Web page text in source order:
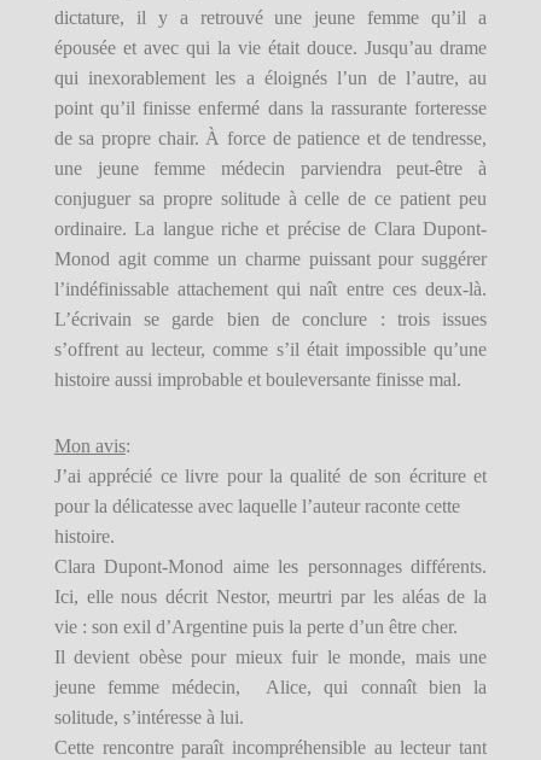
dictature, il y a retrouvé une jeune femme qu’il a
épousée et avec qui la vie était douce. Jusqu’au drame
qui inexorablement les a éloignés l’un de l’autre, au
point qu’il finisse enfermé dans la rassurante forteresse
de sa propre chair. À force de patience et de tendresse,
une jeune femme médecin parviendra peut-être à
conjuguer sa propre solitude à celle de ce patient peu
ordinaire. La langue riche et précise de Clara Dupont-
Monod agit comme un charme puissant pour suggérer
l’indéfinissable attachement qui naît entre ces deux-là.
L’écrivain se garde bien de conclure : trois issues
s’offrent au lecteur, comme s’il était impossible qu’une
histoire aussi improbable et bouleversante finisse mal.
Mon avis:
J’ai apprécié ce livre pour la qualité de son écriture et
pour la délicatesse avec laquelle l’auteur raconte cette
histoire.
Clara Dupont-Monod aime les personnages différents.
Ici, elle nous décrit Nestor, meurtri par les aléas de la
vie : son exil d’Argentine puis la perte d’un être cher.
Il devient obèse pour mieux fuir le monde, mais une
jeune femme médecin, Alice, qui connaît bien la
solitude, s’intéresse à lui.
Cette rencontre paraît incompréhensible au lecteur tant